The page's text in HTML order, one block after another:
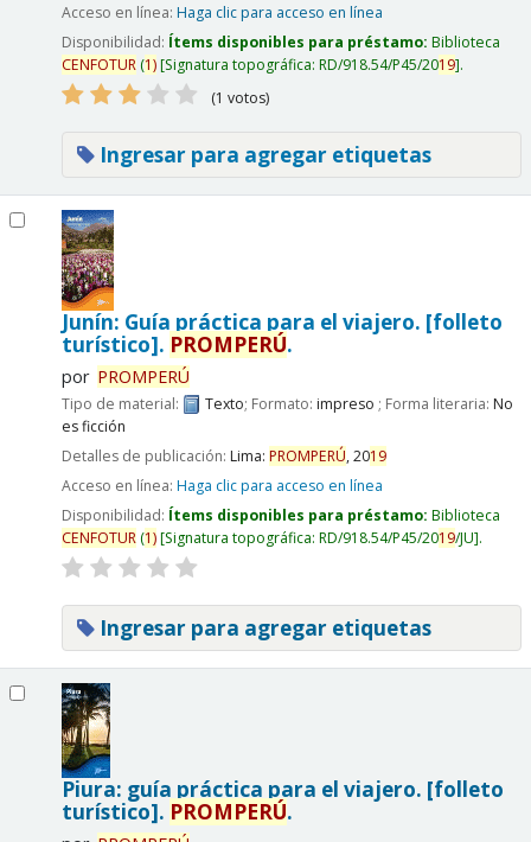
Acceso en línea: Haga clic para acceso en línea
Disponibilidad: Ítems disponibles para préstamo: Biblioteca
CENFOTUR(1) Signatura topográfica: RD/918.54/P45/2019 .
(1 votos)
Ingresar para agregar etiquetas
Junín: Guía práctica para el viajero. [folleto
turístico]. PROMPERÚ.
por PROMPERÚ
Tipo de material: Texto; Formato: impreso ; Forma literaria: No
es ficción
Detalles de publicación: Lima: PROMPERÚ,2019
Acceso en línea: Haga clic para acceso en línea
Disponibilidad: Ítems disponibles para préstamo: Biblioteca
CENFOTUR(1) Signatura topográfica: RD/918.54/P45/2019/JU .
Ingresar para agregar etiquetas
Piura: guía práctica para el viajero. [folleto
turístico]. PROMPERÚ.